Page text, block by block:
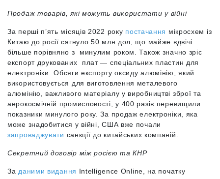
Продаж товарів, які можуть використати у війні
За перші п’ять місяців 2022 року постачання мікросхем із
Китаю до росії сягнуло 50 млн дол, що майже вдвічі
більше порівняно з минулим роком. Також значно зріс
експорт друкованих плат — спеціальних пластин для
електроніки. Обсяги експорту оксиду алюмінію, який
використовується для виготовлення металевого
алюмінію, важливого матеріалу у виробництві зброї та
аерокосмічній промисловості, у 400 разів перевищили
показники минулого року. За продаж електроніки, яка
може знадобитися у війні, США вже почали
запроваджувати санкції до китайських компаній.
Секретний договір між росією та КНР
Заданими видання Intelligence Online, на початку